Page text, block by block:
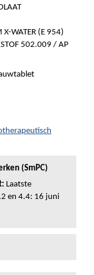
X-WATER (E 954)
502.009 / AP
(SmPC)
Laatste
en 4.4: 16 juni